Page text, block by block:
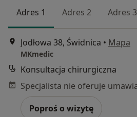
Adres 1 Adres 2 Adres 3
Jodłowa 38, Świdnica • Mapa
MKmedic
Konsultacja chirurgiczna
Poproś o wizytę